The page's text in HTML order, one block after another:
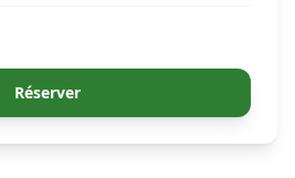
Réserver